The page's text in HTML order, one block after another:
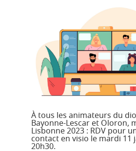
À tous les animateurs du
Bayonne-Lescar et Oloron,
Lisbonne 2023 : RDV pour
contact en visio le mardi 11
20h30.